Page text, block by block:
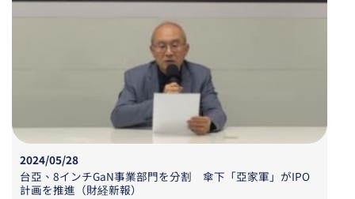
2024/05/28
台亞、 8インチGaN事業部門を分割 傘下「亞家軍」 がIPO
計画を推進（財経新報）